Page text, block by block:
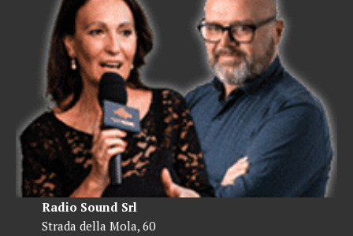
Radio Sound Srl
Strada della Mola, 60